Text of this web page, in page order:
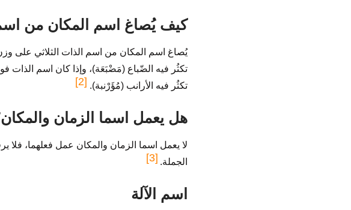
كيف يُصاغ اسم المكان من اسم
يُصاغ اسم المكان من اسم الذات الثلاثي على
تكثُر فيه الضّباع (مَضْبَعَة)، وإذا كان اسم الذات
تكثُر فيه الأرانب (مُؤَرْنبة). [2]
هل يعمل اسما الزمان
لا يعمل اسما الزمان والمكان عمل فعلهما، فلا
الجملة. [3]
اسم الآلة